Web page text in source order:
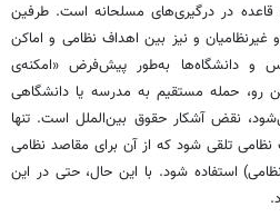
قاعده در درگیری‌های مسلحانه است. طرفین
غیرنظامیان و نیز بین اهداف نظامی و اماکن
و دانشگاه‌ها به‌طور پیش‌فرض «امکنه‌ی
رو، حمله مستقیم به مدرسه یا دانشگاهی
نقض آشکار حقوق بین‌الملل است. تنها
تلقی شود که از آن برای مقاصد نظامی
نظامی) استفاده شود. با این حال، حتی در این